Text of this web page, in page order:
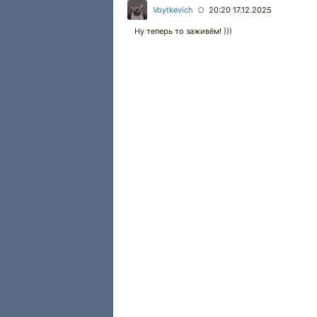
Voytkevich ○ 20:20 17.12.2025
Ну теперь то заживём! )))